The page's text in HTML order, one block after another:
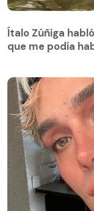
Ítalo Zúñiga
que me podía